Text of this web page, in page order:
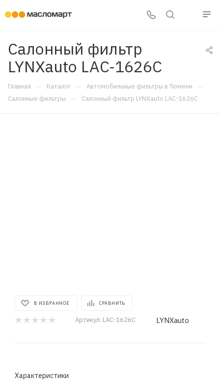
Салонный фильтр
LYNXauto LAC-1626C
Главная — Каталог — Автомобильные фильтры в Тюмени —
Салонные фильтры — Салонный фильтр LYNXauto LAC-1626C
В ИЗБРАННОЕ СРАВНИТЬ
Артикул: LAC-1626C LYNXauto
Характеристики